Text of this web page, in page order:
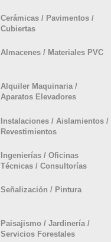
Cerámicas / Pavimentos /
Cubiertas
Almacenes / Materiales PVC
Alquiler Maquinaria /
Aparatos Elevadores
Instalaciones / Aislamientos /
Revestimientos
Ingenierías / Oficinas
Técnicas / Consultorías
Señalización / Pintura
Paisajismo / Jardinería /
Servicios Forestales